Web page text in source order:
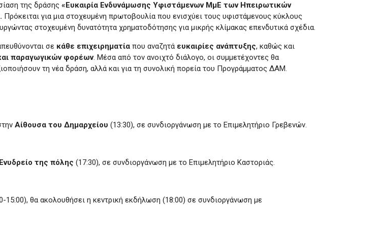
της δράσης«Ευκαιρία Ενδυνάμωσης Υφιστάμενων ΜμΕ των Ηπειρωτικών
Πρόκειται για μια στοχευμένη πρωτοβουλία που ενισχύει τους υφιστάμενους κύκλους
στοχευμένη δυνατότητα χρηματοδότησης για μικρής κλίμακας επενδυτικά σχέδια.
σε κάθε επιχειρηματία που αναζητά ευκαιρίες ανάπτυξης, καθώς και
παραγωγικών φορέων. Μέσα από τον ανοιχτό διάλογο, οι συμμετέχοντες θα
τη νέα δράση, αλλά και για τη συνολική πορεία του Προγράμματος ΔΑΜ.
Αίθουσα του Δημαρχείου(13:30), σε συνδιοργάνωση με το Επιμελητήριο Γρεβενών.
Ενυδρείο της πόλης(17:30), σε συνδιοργάνωση με το Επιμελητήριο Καστοριάς.
15:00), θα ακολουθήσει η κεντρική εκδήλωση (18:00) σε συνδιοργάνωση με